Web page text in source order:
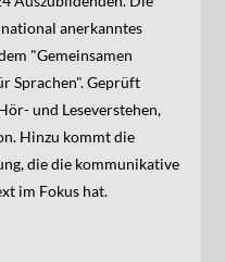
anerkanntes
"Gemeinsamen
Sprachen". Geprüft
und Leseverstehen,
Hinzu kommt die
die die kommunikative
im Fokus hat.